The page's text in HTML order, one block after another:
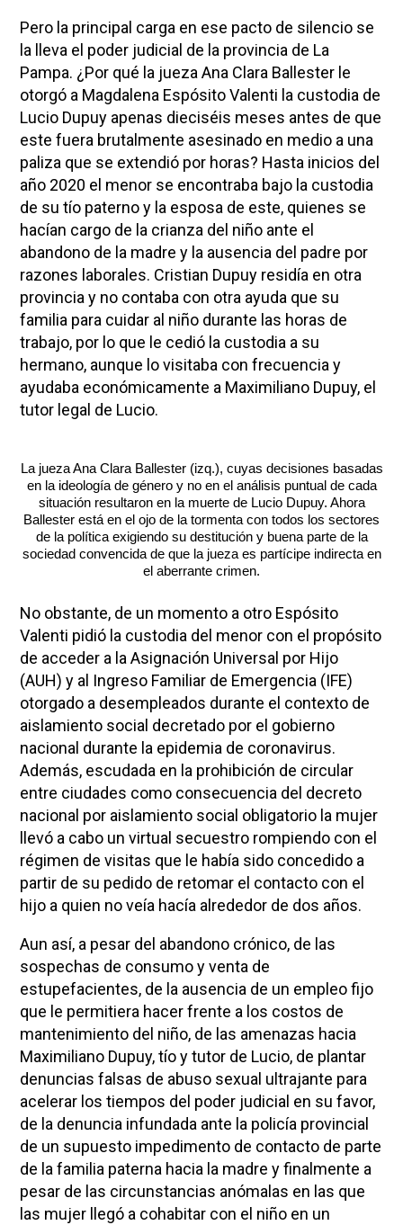
Pero la principal carga en ese pacto de silencio se
la lleva el poder judicial de la provincia de La
Pampa. ¿Por qué la jueza Ana Clara Ballester le
otorgó a Magdalena Espósito Valenti la custodia de
Lucio Dupuy apenas dieciséis meses antes de que
este fuera brutalmente asesinado en medio a una
paliza que se extendió por horas? Hasta inicios del
año 2020 el menor se encontraba bajo la custodia
de su tío paterno y la esposa de este, quienes se
hacían cargo de la crianza del niño ante el
abandono de la madre y la ausencia del padre por
razones laborales. Cristian Dupuy residía en otra
provincia y no contaba con otra ayuda que su
familia para cuidar al niño durante las horas de
trabajo, por lo que le cedió la custodia a su
hermano, aunque lo visitaba con frecuencia y
ayudaba económicamente a Maximiliano Dupuy, el
tutor legal de Lucio.
La jueza Ana Clara Ballester (izq.), cuyas decisiones basadas
en la ideología de género y no en el análisis puntual de cada
situación resultaron en la muerte de Lucio Dupuy. Ahora
Ballester está en el ojo de la tormenta con todos los sectores
de la política exigiendo su destitución y buena parte de la
sociedad convencida de que la jueza es partícipe indirecta en
el aberrante crimen.
No obstante, de un momento a otro Espósito
Valenti pidió la custodia del menor con el propósito
de acceder a la Asignación Universal por Hijo
(AUH) y al Ingreso Familiar de Emergencia (IFE)
otorgado a desempleados durante el contexto de
aislamiento social decretado por el gobierno
nacional durante la epidemia de coronavirus.
Además, escudada en la prohibición de circular
entre ciudades como consecuencia del decreto
nacional por aislamiento social obligatorio la mujer
llevó a cabo un virtual secuestro rompiendo con el
régimen de visitas que le había sido concedido a
partir de su pedido de retomar el contacto con el
hijo a quien no veía hacía alrededor de dos años.
Aun así, a pesar del abandono crónico, de las
sospechas de consumo y venta de
estupefacientes, de la ausencia de un empleo fijo
que le permitiera hacer frente a los costos de
mantenimiento del niño, de las amenazas hacia
Maximiliano Dupuy, tío y tutor de Lucio, de plantar
denuncias falsas de abuso sexual ultrajante para
acelerar los tiempos del poder judicial en su favor,
de la denuncia infundada ante la policía provincial
de un supuesto impedimento de contacto de parte
de la familia paterna hacia la madre y finalmente a
pesar de las circunstancias anómalas en las que
las mujer llegó a cohabitar con el niño en un